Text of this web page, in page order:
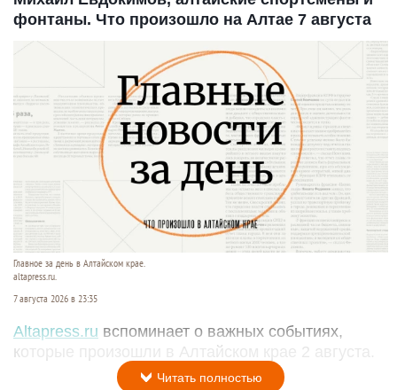
фонтаны. Что произошло на Алтае 7 августа
Главное за день в Алтайском крае.
altapress.ru.
7 августа 2026 в 23:35
Altapress.ru вспоминает о важных событиях,
которые произошли в Алтайском крае 2 августа.
Читать полностью